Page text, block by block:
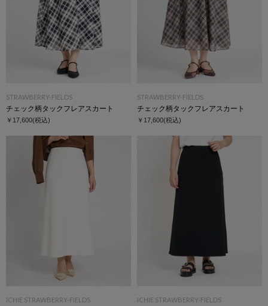
STRAWBERRY-FIELDS
チェック柄タックフレアスカート
￥17,600(税込)
STRAWBERRY-FIELDS
チェック柄タックフレアスカート
￥17,600(税込)
ICHIE STRAWBERRY-FIELDS ICHIE STRAWBERRY-FIELDS